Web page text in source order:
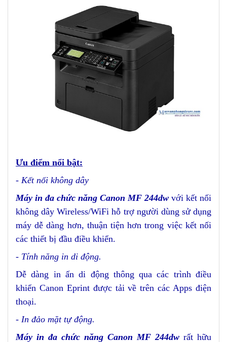
Ưu điểm nổi bật:
- Kết nối không dây
Máy in đa chức năng Canon MF 244dw với kết nối
không dây Wireless/WiFi hỗ trợ người dùng sử dụng
máy dễ dàng hơn, thuận tiện hơn trong việc kết nối
các thiết bị đầu điều khiển.
- Tính năng in di động.
Dễ dàng in ấn di động thông qua các trình điều
khiển Canon Eprint được tải về trên các Apps điện
thoại.
- In đảo mặt tự động.
Máy in đa chức năng Canon MF 244dw rất hữu